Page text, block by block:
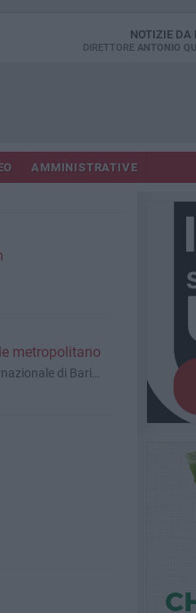
NOTIZIE DA
DIRETTORE ANTONIO
AMMINISTRATIVE
metropolitano
di Bari